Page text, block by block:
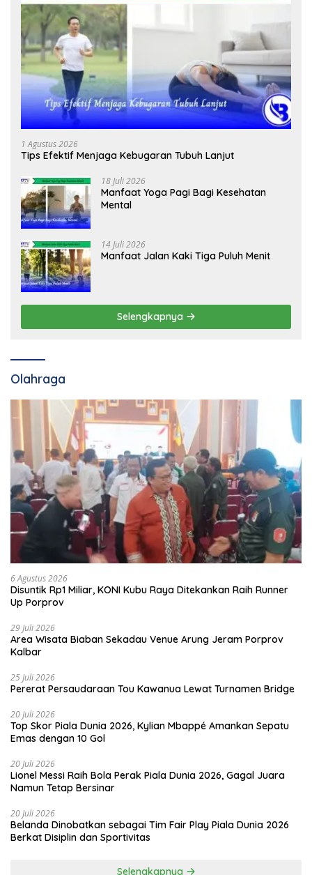
1 Agustus 2026
Tips Efektif Menjaga Kebugaran Tubuh Lanjut
18 Juli 2026
Manfaat Yoga Pagi Bagi Kesehatan
Mental
14 Juli 2026
Manfaat Jalan Kaki Tiga Puluh Menit
Selengkapnya
Olahraga
6 Agustus 2026
Disuntik Rp1 Miliar, KONI Kubu Raya Ditekankan Raih Runner
Up Porprov
29 Juli 2026
Area Wisata Biaban Sekadau Venue Arung Jeram Porprov
Kalbar
25 Juli 2026
Pererat Persaudaraan Tou Kawanua Lewat Turnamen Bridge
20 Juli 2026
Top Skor Piala Dunia 2026, Kylian Mbappé Amankan Sepatu
Emas dengan 10 Gol
20 Juli 2026
Lionel Messi Raih Bola Perak Piala Dunia 2026, Gagal Juara
Namun Tetap Bersinar
20 Juli 2026
Belanda Dinobatkan sebagai Tim Fair Play Piala Dunia 2026
Berkat Disiplin dan Sportivitas
Selengkapnya